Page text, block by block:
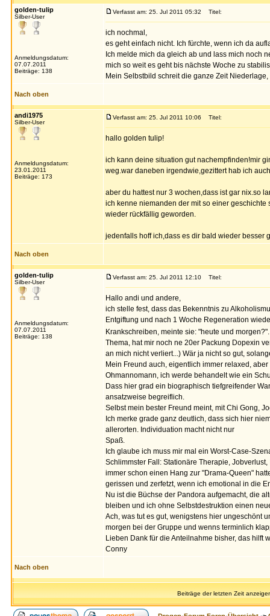
golden-tulip
Silber-User
Anmeldungsdatum:
07.07.2011
Beiträge: 138
Verfasst am: 25. Jul 2011 05:32 Titel:
ich nochmal,
es geht einfach nicht. Ich fürchte, wenn ich da
Ich melde mich da gleich ab und lass mich noch
mich so weit es geht bis nächste Woche zu
Mein Selbstbild schreit die ganze Zeit
Nach oben
andi1975
Silber-User
Anmeldungsdatum:
23.01.2011
Beiträge: 173
Verfasst am: 25. Jul 2011 10:06 Titel:
hallo golden tulip!
ich kann deine situation gut nachempfinden!mir
weg.war daneben irgendwie,gezittert hab ich
aber du hattest nur 3 wochen,dass ist gar nix.so
ich kenne niemanden der mit so einer
wieder rückfällig geworden.
jedenfalls hoff ich,dass es dir bald wieder besser
Nach oben
golden-tulip
Silber-User
Anmeldungsdatum:
07.07.2011
Beiträge: 138
Verfasst am: 25. Jul 2011 12:10 Titel:
Hallo andi und andere,
ich stelle fest, dass das Bekenntnis zu
Entgiftung und nach 1 Woche Regeneration
Krankschreiben, meinte sie: "heute und
Thema, hat mir noch ne 20er Packung Dopexin
an mich nicht verliert...) Wär ja nicht so gut,
Mein Freund auch, eigentlich immer relaxed,
Ohmannomann, ich werde behandelt wie ein
Dass hier grad ein biographisch tiefgreifender
ansatzweise begreiflich.
Selbst mein bester Freund meint, mit Chi Gong,
Ich merke grade ganz deutlich, dass sich hier
allerorten. Individuation macht nicht nur
Spaß.
Ich glaube ich muss mir mal ein Worst-Case-
Schlimmster Fall: Stationäre Therapie,
immer schon einen Hang zur "Drama-Queen"
gerissen und zerfetzt, wenn ich emotional in die
Nu ist die Büchse der Pandora aufgemacht, die
bleiben und ich ohne Selbstdestruktion einen
Ach, was tut es gut, wenigstens hier ungeschönt
morgen bei der Gruppe und wenns terminlich
Lieben Dank für die Anteilnahme bisher, das hilft
Conny
Nach oben
Beiträge der letzten Zeit